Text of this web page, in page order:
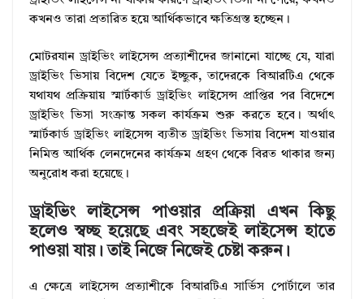
কখনও তারা প্রতারিত হয়ে আর্থিকভাবে ক্ষতিগ্রস্ত হচ্ছেন।
মোটরযান ড্রাইভিং লাইসেন্স প্রত্যাশীদের জানানো যাচ্ছে যে, যারা
ড্রাইভিং ভিসায় বিদেশ যেতে ইচ্ছুক, তাদেরকে বিআরটিএ থেকে
যথাযথ প্রক্রিয়ায় স্মার্টকার্ড ড্রাইভিং লাইসেন্স প্রাপ্তির পর বিদেশে
ড্রাইভিং ভিসা সংক্রান্ত সকল কার্যক্রম শুরু করতে হবে। অর্থাৎ
স্মার্টকার্ড ড্রাইভিং লাইসেন্স ব্যতীত ড্রাইভিং ভিসায় বিদেশ যাওয়ার
নিমিত্ত আর্থিক লেনদেনের কার্যক্রম গ্রহণ থেকে বিরত থাকার জন্য
অনুরোধ করা হয়েছে।
ড্রাইভিং লাইসেন্স পাওয়ার প্রক্রিয়া এখন কিছু
হলেও স্বচ্ছ হয়েছে এবং সহজেই লাইসেন্স হাতে
পাওয়া যায়। তাই নিজে নিজেই চেষ্টা করুন।
এ ক্ষেত্রে লাইসেন্স প্রত্যাশীকে বিআরটিএ সার্ভিস পোর্টালে তার